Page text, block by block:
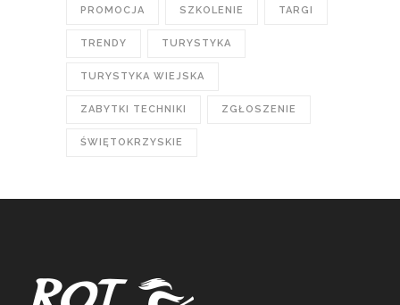
PROMOCJA SZKOLENIE TARGI
TRENDY TURYSTYKA
TURYSTYKA WIEJSKA
ZABYTKI TECHNIKI ZGŁOSZENIE
ŚWIĘTOKRZYSKIE